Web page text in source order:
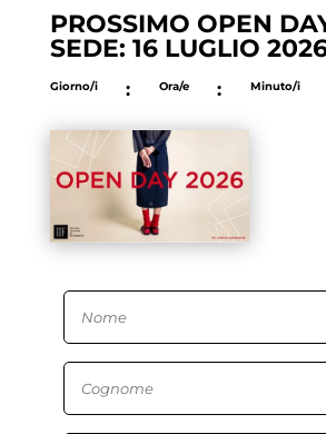
PROSSIMO OPEN
SEDE: 16 LUGLIO
Giorno/i : Ora/e : Minuto/i